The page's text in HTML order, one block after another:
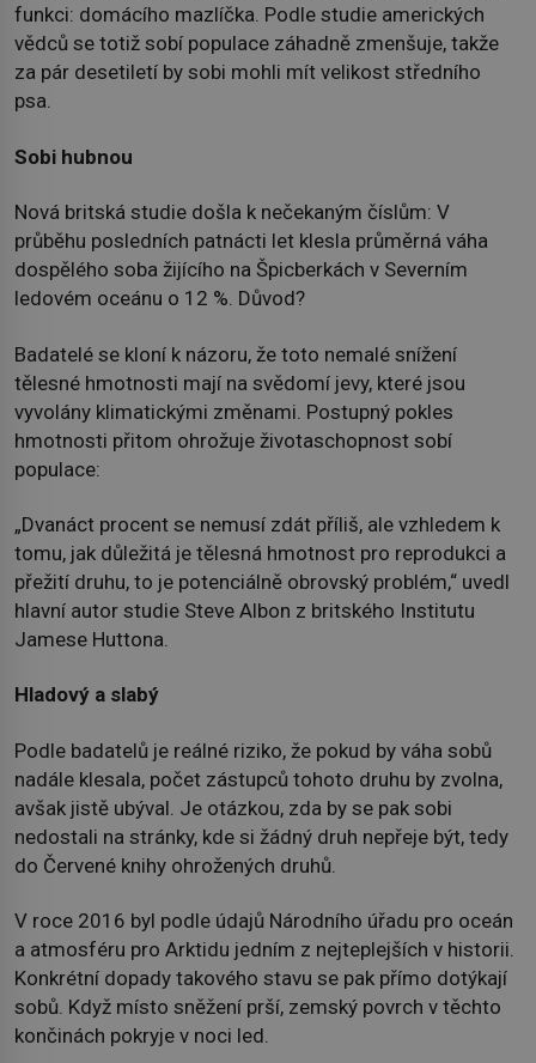
funkci: domácího mazlíčka. Podle studie amerických
vědců se totiž sobí populace záhadně zmenšuje, takže
za pár desetiletí by sobi mohli mít velikost středního
psa.
Sobi hubnou
Nová britská studie došla k nečekaným číslům: V
průběhu posledních patnácti let klesla průměrná váha
dospělého soba žijícího na Špicberkách v Severním
ledovém oceánu o 12 %. Důvod?
Badatelé se kloní k názoru, že toto nemalé snížení
tělesné hmotnosti mají na svědomí jevy, které jsou
vyvolány klimatickými změnami. Postupný pokles
hmotnosti přitom ohrožuje životaschopnost sobí
populace:
„Dvanáct procent se nemusí zdát příliš, ale vzhledem k
tomu, jak důležitá je tělesná hmotnost pro reprodukci a
přežití druhu, to je potenciálně obrovský problém,“ uvedl
hlavní autor studie Steve Albon z britského Institutu
Jamese Huttona.
Hladový a slabý
Podle badatelů je reálné riziko, že pokud by váha sobů
nadále klesala, počet zástupců tohoto druhu by zvolna,
avšak jistě ubýval. Je otázkou, zda by se pak sobi
nedostali na stránky, kde si žádný druh nepřeje být, tedy
do Červené knihy ohrožených druhů.
V roce 2016 byl podle údajů Národního úřadu pro oceán
a atmosféru pro Arktidu jedním z nejteplejších v historii.
Konkrétní dopady takového stavu se pak přímo dotýkají
sobů. Když místo sněžení prší, zemský povrch v těchto
končinách pokryje v noci led.